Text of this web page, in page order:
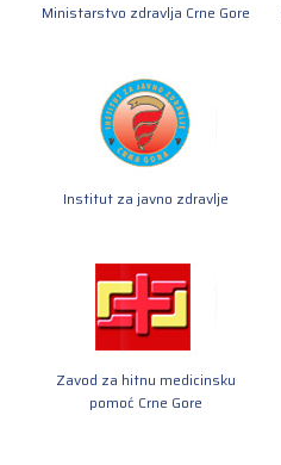
Ministarstvo zdravlja Crne Gore
Institut za javno zdravlje
Zavod za hitnu medicinsku
pomoć Crne Gore